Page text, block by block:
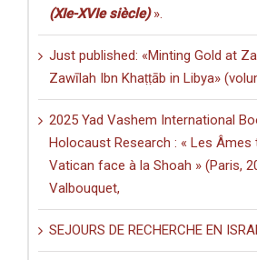
(XIe-XVIe siècle)».
Just published: «Minting Gold at
Zawīlah Ibn Khaṭṭāb in Libya»
2025 Yad Vashem International
Holocaust Research : « Les Âmes
Vatican face à la Shoah » (Paris,
Valbouquet,
SEJOURS DE RECHERCHE EN